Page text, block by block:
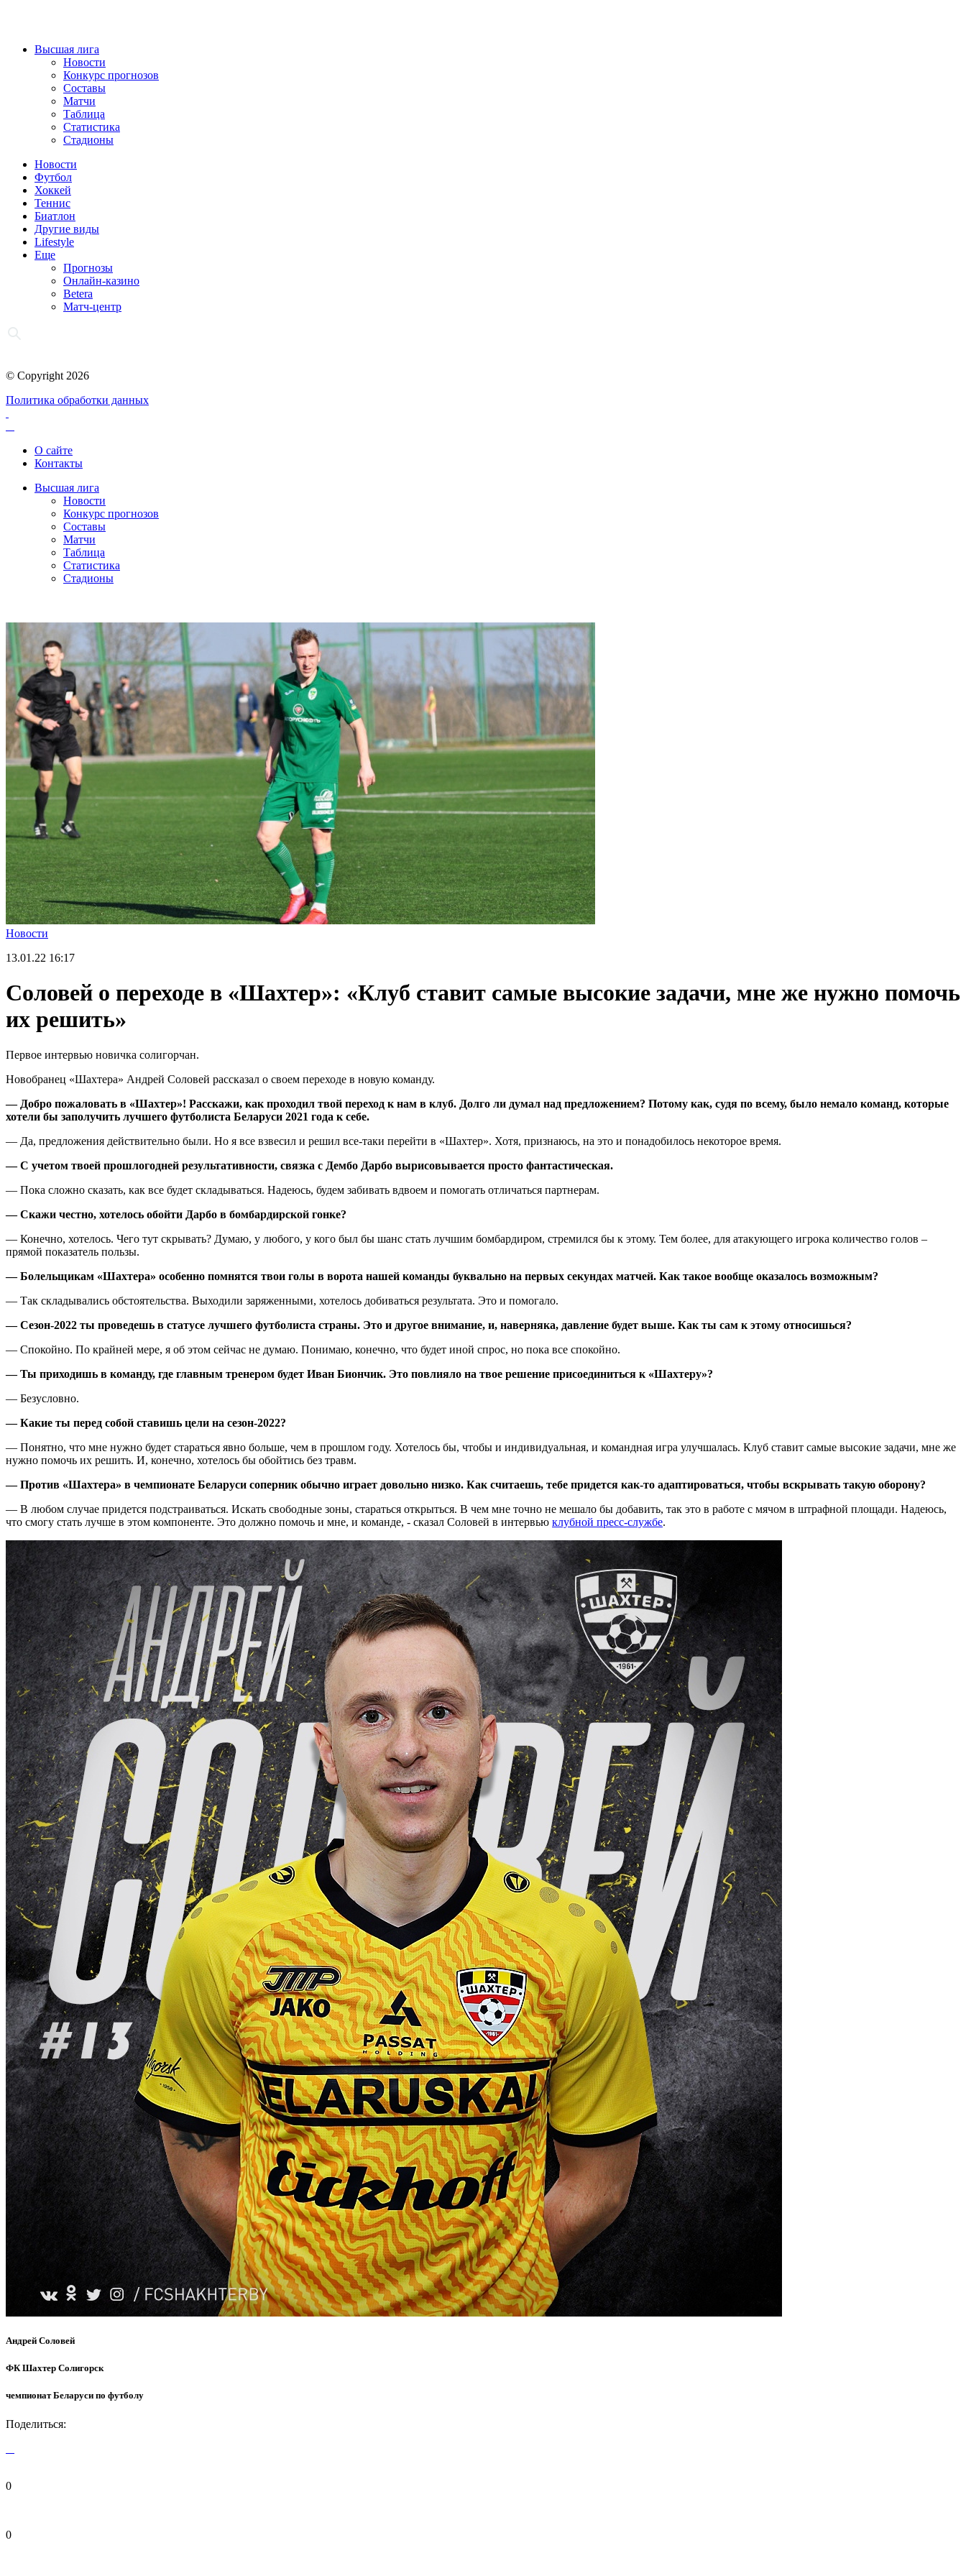
Высшая лига
Новости
Конкурс прогнозов
Составы
Матчи
Таблица
Статистика
Стадионы
Новости
Футбол
Хоккей
Теннис
Биатлон
Другие виды
Lifestyle
Еще
Прогнозы
Онлайн-казино
Betera
Матч-центр
© Copyright 2026
Политика обработки данных
О сайте
Контакты
Высшая лига
Новости
Конкурс прогнозов
Составы
Матчи
Таблица
Статистика
Стадионы
Новости
13.01.22 16:17
Соловей о переходе в «Шахтер»: «Клуб ставит самые высокие задачи, мне же нужно помочь
их решить»
Первое интервью новичка солигорчан.
Новобранец «Шахтера» Андрей Соловей рассказал о своем переходе в новую команду.
— Добро пожаловать в «Шахтер»! Расскажи, как проходил твой переход к нам в клуб. Долго ли думал над предложением? Потому как, судя по всему, было немало команд, которые
хотели бы заполучить лучшего футболиста Беларуси 2021 года к себе.
— Да, предложения действительно были. Но я все взвесил и решил все-таки перейти в «Шахтер». Хотя, признаюсь, на это и понадобилось некоторое время.
— С учетом твоей прошлогодней результативности, связка с Дембо Дарбо вырисовывается просто фантастическая.
— Пока сложно сказать, как все будет складываться. Надеюсь, будем забивать вдвоем и помогать отличаться партнерам.
— Скажи честно, хотелось обойти Дарбо в бомбардирской гонке?
— Конечно, хотелось. Чего тут скрывать? Думаю, у любого, у кого был бы шанс стать лучшим бомбардиром, стремился бы к этому. Тем более, для атакующего игрока количество голов –
прямой показатель пользы.
— Болельщикам «Шахтера» особенно помнятся твои голы в ворота нашей команды буквально на первых секундах матчей. Как такое вообще оказалось возможным?
— Так складывались обстоятельства. Выходили заряженными, хотелось добиваться результата. Это и помогало.
— Сезон-2022 ты проведешь в статусе лучшего футболиста страны. Это и другое внимание, и, наверняка, давление будет выше. Как ты сам к этому относишься?
— Спокойно. По крайней мере, я об этом сейчас не думаю. Понимаю, конечно, что будет иной спрос, но пока все спокойно.
— Ты приходишь в команду, где главным тренером будет Иван Биончик. Это повлияло на твое решение присоединиться к «Шахтеру»?
— Безусловно.
— Какие ты перед собой ставишь цели на сезон-2022?
— Понятно, что мне нужно будет стараться явно больше, чем в прошлом году. Хотелось бы, чтобы и индивидуальная, и командная игра улучшалась. Клуб ставит самые высокие задачи, мне же
нужно помочь их решить. И, конечно, хотелось бы обойтись без травм.
— Против «Шахтера» в чемпионате Беларуси соперник обычно играет довольно низко. Как считаешь, тебе придется как-то адаптироваться, чтобы вскрывать такую оборону?
— В любом случае придется подстраиваться. Искать свободные зоны, стараться открыться. В чем мне точно не мешало бы добавить, так это в работе с мячом в штрафной площади. Надеюсь,
что смогу стать лучше в этом компоненте. Это должно помочь и мне, и команде, - сказал Соловей в интервью клубной пресс-службе.
Андрей Соловей
ФК Шахтер Солигорск
чемпионат Беларуси по футболу
Поделиться:
0
0